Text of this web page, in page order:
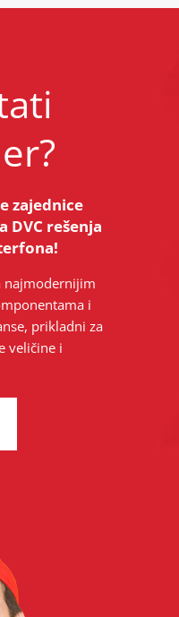
zajednice
rešenja
najmodernijim
i
prikladni za
veličine i